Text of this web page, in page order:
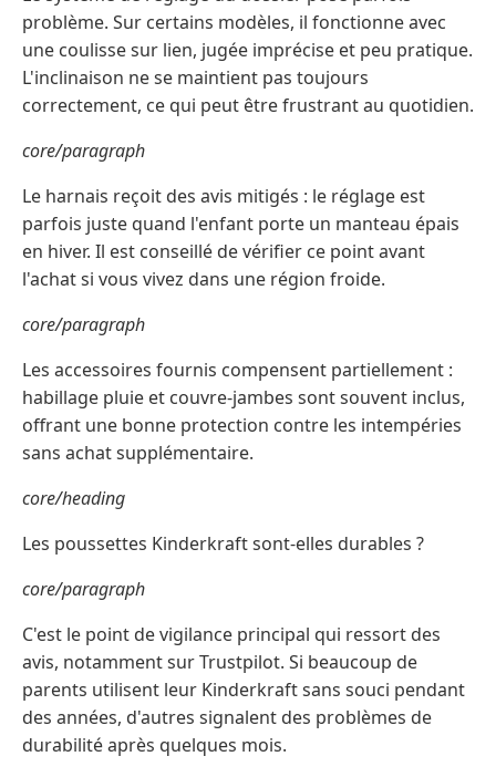
problème. Sur certains modèles, il fonctionne avec
une coulisse sur lien, jugée imprécise et peu pratique.
L'inclinaison ne se maintient pas toujours
correctement, ce qui peut être frustrant au quotidien.
core/paragraph
Le harnais reçoit des avis mitigés : le réglage est
parfois juste quand l'enfant porte un manteau épais
en hiver. Il est conseillé de vérifier ce point avant
l'achat si vous vivez dans une région froide.
core/paragraph
Les accessoires fournis compensent partiellement :
habillage pluie et couvre-jambes sont souvent inclus,
offrant une bonne protection contre les intempéries
sans achat supplémentaire.
core/heading
Les poussettes Kinderkraft sont-elles durables ?
core/paragraph
C'est le point de vigilance principal qui ressort des
avis, notamment sur Trustpilot. Si beaucoup de
parents utilisent leur Kinderkraft sans souci pendant
des années, d'autres signalent des problèmes de
durabilité après quelques mois.